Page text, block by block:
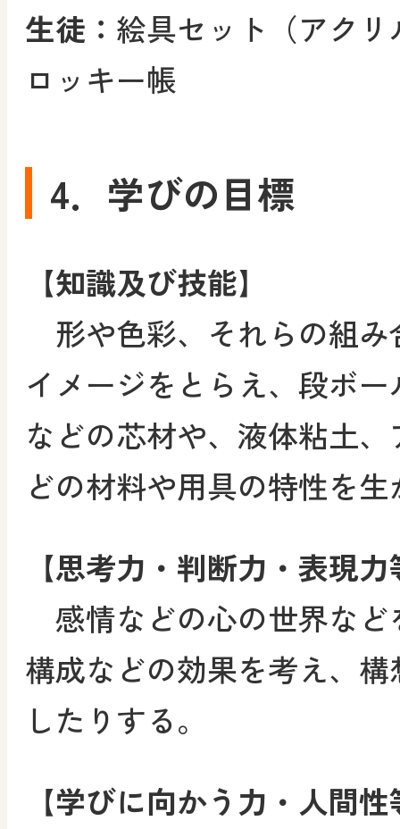
生徒： 絵具セット（アク
ロッキー帳
4．学びの目標
【知識及び技能】
形や色彩、それらの組み
イメージをとらえ、段ボ
などの芯材や、液体粘土
どの材料や用具の特性を
【思考力・判断力・表現
感情などの心の世界など
構成などの効果を考え、
したりする。
【学びに向かう力・人間